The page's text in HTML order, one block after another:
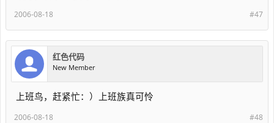
#47
2006-08-18
红色代码
New Member
上班鸟，赶紧忙：）上班族真可怜
#48
2006-08-18